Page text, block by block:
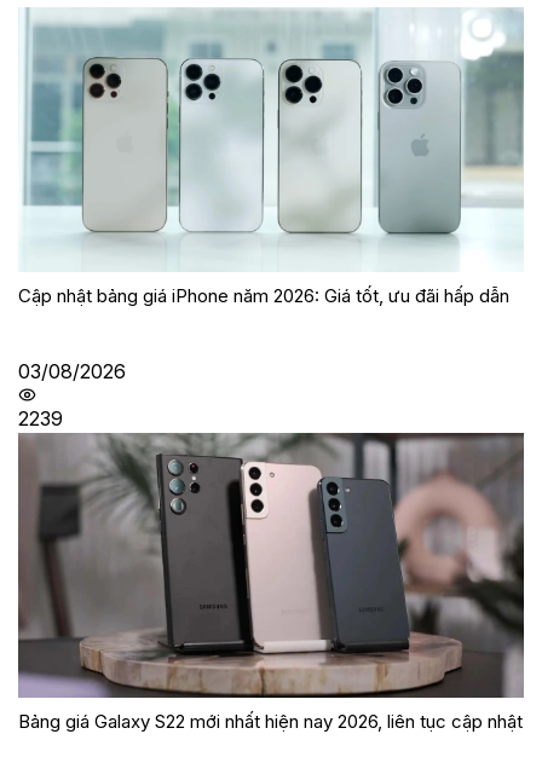
Cập nhật bảng giá iPhone năm 2026: Giá tốt, ưu đãi hấp dẫn
03/08/2026
2239
Bảng giá Galaxy S22 mới nhất hiện nay 2026, liên tục cập nhật